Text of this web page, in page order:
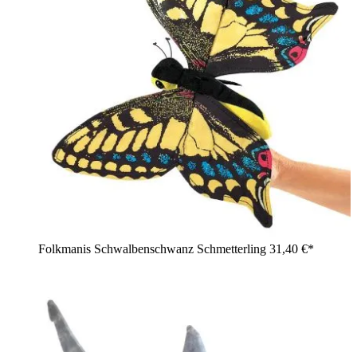
Folkmanis Schwalbenschwanz Schmetterling 31,40 €*